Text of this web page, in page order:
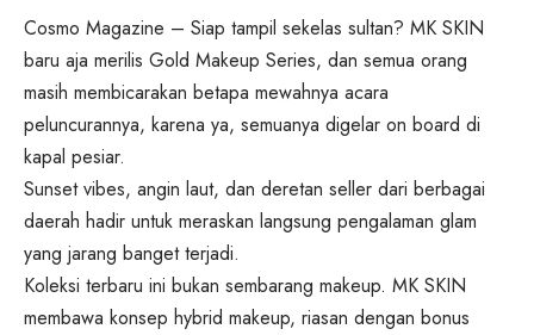
Cosmo Magazine – Siap tampil sekelas sultan? MK SKIN
baru aja merilis Gold Makeup Series, dan semua orang
masih membicarakan betapa mewahnya acara
peluncurannya, karena ya, semuanya digelar on board di
kapal pesiar.
Sunset vibes, angin laut, dan deretan seller dari berbagai
daerah hadir untuk meraskan langsung pengalaman glam
yang jarang banget terjadi.
Koleksi terbaru ini bukan sembarang makeup. MK SKIN
membawa konsep hybrid makeup, riasan dengan bonus